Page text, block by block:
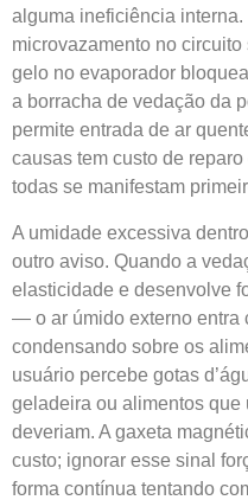
alguma ineficiência
microvazamento no
gelo no evaporador
a borracha de vedação da
permite entrada de ar
causas tem custo de
todas se manifestam
A umidade excessiva
outro aviso. Quando a
elasticidade e desenvolve
— o ar úmido externo entra
condensando sobre os
usuário percebe gotas
geladeira ou alimentos que
deveriam. A gaxeta
custo; ignorar esse sinal
forma contínua tentando